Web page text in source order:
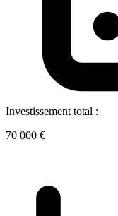
Investissement total :
70 000 €